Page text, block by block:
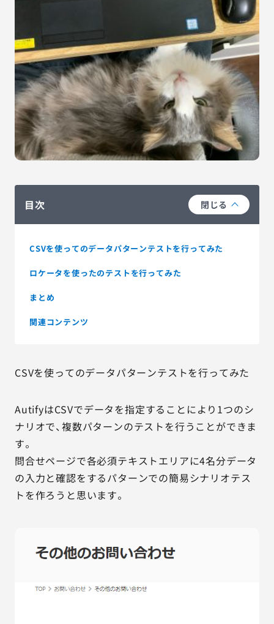
目次 閉じる
CSVを使ってのデータパターンテストを行ってみた
ロケータを使ったのテストを行ってみた
まとめ
関連コンテンツ
CSVを使ってのデータパターンテストを行ってみた
AutifyはCSVでデータを指定することにより1つのシ
ナリオで、複数パターンのテストを行うことができま
す。
問合せページで各必須テキストエリアに4名分データ
の入力と確認をするパターンでの簡易シナリオテス
トを作ろうと思います。